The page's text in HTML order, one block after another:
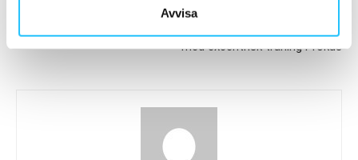
Avvisaentreprenör – så byggde Sofi
med excentrisk träning i fokus